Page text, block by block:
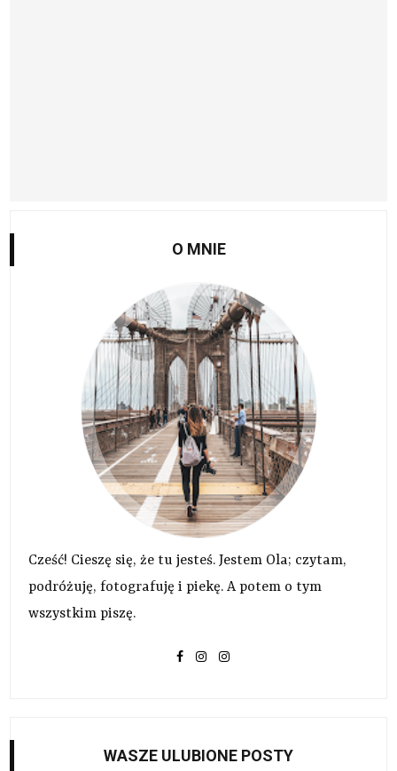
O MNIE
Cześć! Cieszę się, że tu jesteś. Jestem Ola; czytam,
podróżuję, fotografuję i piekę. A potem o tym
wszystkim piszę.
WASZE ULUBIONE POSTY